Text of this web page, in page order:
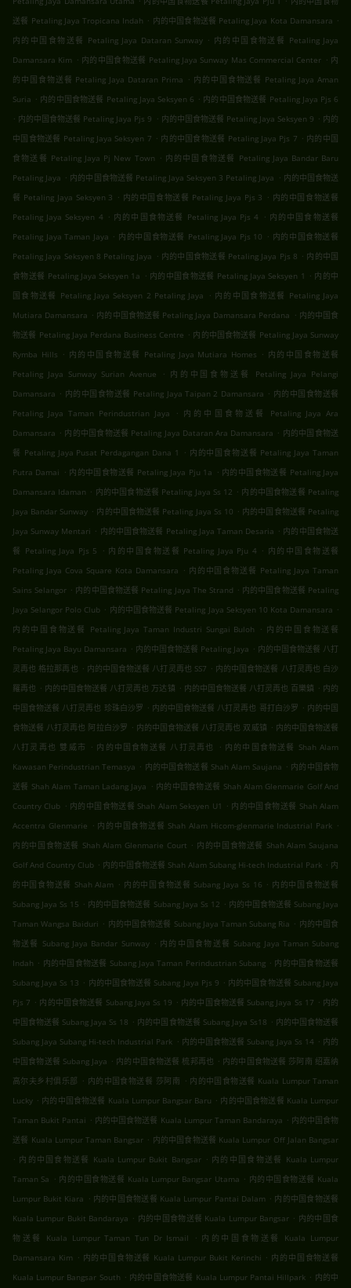
送餐 Petaling Jaya Tropicana Indah . 内的中国食物送餐 Petaling Jaya Kota Damansara .
内的中国食物送餐 Petaling Jaya Dataran Sunway . 内的中国食物送餐 Petaling Jaya
Damansara Kim . 内的中国食物送餐 Petaling Jaya Sunway Mas Commercial Center . 内
的中国食物送餐 Petaling Jaya Dataran Prima . 内的中国食物送餐 Petaling Jaya Aman
Suria . 内的中国食物送餐 Petaling Jaya Seksyen 6 . 内的中国食物送餐 Petaling Jaya Pjs 6
. 内的中国食物送餐 Petaling Jaya Pjs 9 . 内的中国食物送餐 Petaling Jaya Seksyen 9 . 内的
中国食物送餐 Petaling Jaya Seksyen 7 . 内的中国食物送餐 Petaling Jaya Pjs 7 . 内的中国
食物送餐 Petaling Jaya Pj New Town . 内的中国食物送餐 Petaling Jaya Bandar Baru
Petaling Jaya . 内的中国食物送餐 Petaling Jaya Seksyen 3 Petaling Jaya . 内的中国食物送
餐 Petaling Jaya Seksyen 3 . 内的中国食物送餐 Petaling Jaya Pjs 3 . 内的中国食物送餐
Petaling Jaya Seksyen 4 . 内的中国食物送餐 Petaling Jaya Pjs 4 . 内的中国食物送餐
Petaling Jaya Taman Jaya . 内的中国食物送餐 Petaling Jaya Pjs 10 . 内的中国食物送餐
Petaling Jaya Seksyen 8 Petaling Jaya . 内的中国食物送餐 Petaling Jaya Pjs 8 . 内的中国
食物送餐 Petaling Jaya Seksyen 1a . 内的中国食物送餐 Petaling Jaya Seksyen 1 . 内的中
国食物送餐 Petaling Jaya Seksyen 2 Petaling Jaya
. 内的中国食物送餐 Petaling Jaya
Mutiara Damansara . 内的中国食物送餐 Petaling Jaya Damansara Perdana . 内的中国食
物送餐 Petaling Jaya Perdana Business Centre . 内的中国食物送餐 Petaling Jaya Sunway
Rymba Hills . 内的中国食物送餐 Petaling Jaya Mutiara Homes . 内的中国食物送餐
Petaling Jaya Sunway Surian Avenue
. 内的中国食物送餐 Petaling Jaya Pelangi
Damansara . 内的中国食物送餐 Petaling Jaya Taipan 2 Damansara . 内的中国食物送餐
Petaling Jaya Taman Perindustrian Jaya
. 内的中国食物送餐 Petaling Jaya Ara
Damansara . 内的中国食物送餐 Petaling Jaya Dataran Ara Damansara . 内的中国食物送
餐 Petaling Jaya Pusat Perdagangan Dana 1
. 内的中国食物送餐 Petaling Jaya Taman
Putra Damai . 内的中国食物送餐 Petaling Jaya Pju 1a . 内的中国食物送餐 Petaling Jaya
Damansara Idaman . 内的中国食物送餐 Petaling Jaya Ss 12 . 内的中国食物送餐 Petaling
Jaya Bandar Sunway . 内的中国食物送餐 Petaling Jaya Ss 10 . 内的中国食物送餐 Petaling
Jaya Sunway Mentari . 内的中国食物送餐 Petaling Jaya Taman Desaria . 内的中国食物送
餐 Petaling Jaya Pjs 5
. 内的中国食物送餐 Petaling Jaya Pju 4 . 内的中国食物送餐
Petaling Jaya Cova Square Kota Damansara . 内的中国食物送餐 Petaling Jaya Taman
Sains Selangor . 内的中国食物送餐 Petaling Jaya The Strand . 内的中国食物送餐 Petaling
Jaya Selangor Polo Club . 内的中国食物送餐 Petaling Jaya Seksyen 10 Kota Damansara .
内的中国食物送餐 Petaling Jaya Taman Industri Sungai Buloh
. 内的中国食物送餐
Petaling Jaya Bayu Damansara . 内的中国食物送餐 Petaling Jaya . 内的中国食物送餐 八打
灵再也 格拉那再也 . 内的中国食物送餐 八打灵再也 SS7 . 内的中国食物送餐 八打灵再也 白沙
羅再也 . 内的中国食物送餐 八打灵再也 万达镇 . 内的中国食物送餐 八打灵再也 百樂鎮 . 内的
中国食物送餐 八打灵再也 珍珠白沙罗 . 内的中国食物送餐 八打灵再也 哥打白沙罗 . 内的中国
食物送餐 八打灵再也 阿拉白沙罗 . 内的中国食物送餐 八打灵再也 双威镇 . 内的中国食物送餐
八打灵再也 雙威市
. 内的中国食物送餐 八打灵再也 . 内的中国食物送餐 Shah Alam
Kawasan Perindustrian Temasya . 内的中国食物送餐 Shah Alam Saujana . 内的中国食物
送餐 Shah Alam Taman Ladang Jaya . 内的中国食物送餐 Shah Alam Glenmarie Golf And
Country Club . 内的中国食物送餐 Shah Alam Seksyen U1 . 内的中国食物送餐 Shah Alam
Accentra Glenmarie . 内的中国食物送餐 Shah Alam Hicom-glenmarie Industrial Park .
内的中国食物送餐 Shah Alam Glenmarie Court . 内的中国食物送餐 Shah Alam Saujana
Golf And Country Club . 内的中国食物送餐 Shah Alam Subang Hi-tech Industrial Park . 内
的中国食物送餐 Shah Alam . 内的中国食物送餐 Subang Jaya Ss 16 . 内的中国食物送餐
Subang Jaya Ss 15 . 内的中国食物送餐 Subang Jaya Ss 12 . 内的中国食物送餐 Subang Jaya
Taman Wangsa Baiduri . 内的中国食物送餐 Subang Jaya Taman Subang Ria . 内的中国食
物送餐 Subang Jaya Bandar Sunway . 内的中国食物送餐 Subang Jaya Taman Subang
Indah . 内的中国食物送餐 Subang Jaya Taman Perindustrian Subang . 内的中国食物送餐
Subang Jaya Ss 13 . 内的中国食物送餐 Subang Jaya Pjs 9 . 内的中国食物送餐 Subang Jaya
Pjs 7 . 内的中国食物送餐 Subang Jaya Ss 19 . 内的中国食物送餐 Subang Jaya Ss 17 . 内的
中国食物送餐 Subang Jaya Ss 18 . 内的中国食物送餐 Subang Jaya Ss18 . 内的中国食物送餐
Subang Jaya Subang Hi-tech Industrial Park . 内的中国食物送餐 Subang Jaya Ss 14 . 内的
中国食物送餐 Subang Jaya . 内的中国食物送餐 梳邦再也 . 内的中国食物送餐 莎阿南 绍嘉纳
高尔夫乡村俱乐部
. 内的中国食物送餐 莎阿南 . 内的中国食物送餐 Kuala Lumpur Taman
Lucky . 内的中国食物送餐 Kuala Lumpur Bangsar Baru . 内的中国食物送餐 Kuala Lumpur
Taman Bukit Pantai . 内的中国食物送餐 Kuala Lumpur Taman Bandaraya . 内的中国食物
送餐 Kuala Lumpur Taman Bangsar . 内的中国食物送餐 Kuala Lumpur Off Jalan Bangsar
. 内的中国食物送餐 Kuala Lumpur Bukit Bangsar . 内的中国食物送餐 Kuala Lumpur
Taman Sa . 内的中国食物送餐 Kuala Lumpur Bangsar Utama . 内的中国食物送餐 Kuala
Lumpur Bukit Kiara . 内的中国食物送餐 Kuala Lumpur Pantai Dalam . 内的中国食物送餐
Kuala Lumpur Bukit Bandaraya . 内的中国食物送餐 Kuala Lumpur Bangsar . 内的中国食
物送餐 Kuala Lumpur Taman Tun Dr Ismail
. 内的中国食物送餐 Kuala Lumpur
Damansara Kim . 内的中国食物送餐 Kuala Lumpur Bukit Kerinchi . 内的中国食物送餐
Kuala Lumpur Bangsar South . 内的中国食物送餐 Kuala Lumpur Pantai Hillpark . 内的中